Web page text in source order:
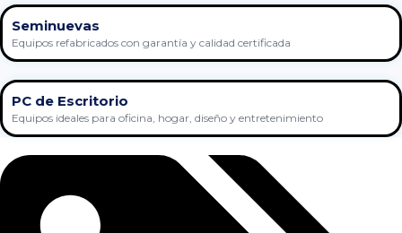
Seminuevas
Equipos refabricados con garantía y calidad certificada
PC de Escritorio
Equipos ideales para oficina, hogar, diseño y entretenimiento